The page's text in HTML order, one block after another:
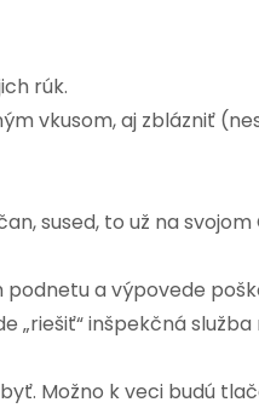
rúk.
vkusom, aj zblázniť
sused, to už na svojom
a výpovede
inšpekčná
Možno k veci budú